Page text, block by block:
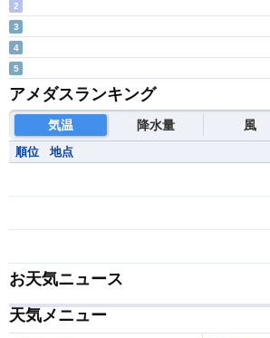
2
3
4
5
アメダスランキング
気温 降水量 風
順位 地点
お天気ニュース
天気メニュー